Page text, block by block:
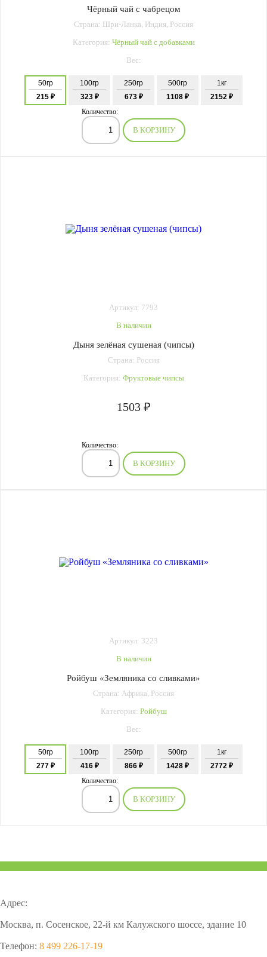
Чёрный чай с чабрецом
Страна: Шри-Ланка, Индия, Россия
Категория: Чёрный чай с добавками
Вес:
50гр
215 ₽
100гр
323 ₽
250гр
673 ₽
500гр
1108 ₽
1кг
2152 ₽
Количество:
В КОРЗИНУ
Артикул: 7793
В наличии
Дыня зелёная сушеная (чипсы)
Страна: Россия
Категория: Фруктовые чипсы
1503 ₽
Количество:
В КОРЗИНУ
Артикул: 3223
В наличии
Ройбуш «Земляника со сливками»
Страна: Африка, Россия
Категория: Ройбуш
Вес:
50гр
277 ₽
100гр
416 ₽
250гр
866 ₽
500гр
1428 ₽
1кг
2772 ₽
Количество:
В КОРЗИНУ
Адрес:
Москва, п. Сосенское, 22-й км Калужского шоссе, здание 10
Телефон: 8 499 226-17-19